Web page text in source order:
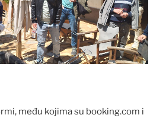
među kojima su booking.com i